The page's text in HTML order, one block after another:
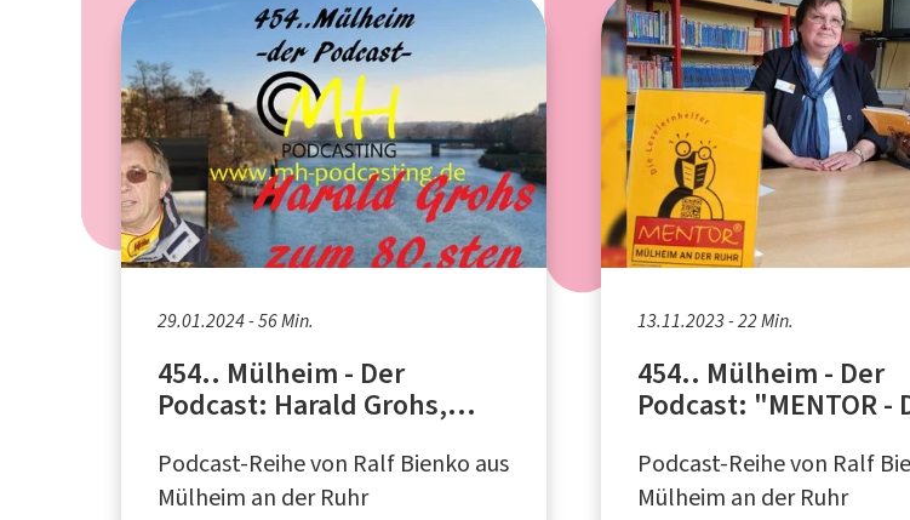
29.01.2024 - 56 Min.
454.. Mülheim - Der
Podcast: Harald Grohs,
Podcast-Reihe von Ralf Bienko aus
Mülheim an der Ruhr
13.11.2023 - 22 Min.
454.. Mülheim - Der
Podcast: "MENTOR -
der Ruhr"
Podcast-Reihe von Ralf
Mülheim an der Ruhr